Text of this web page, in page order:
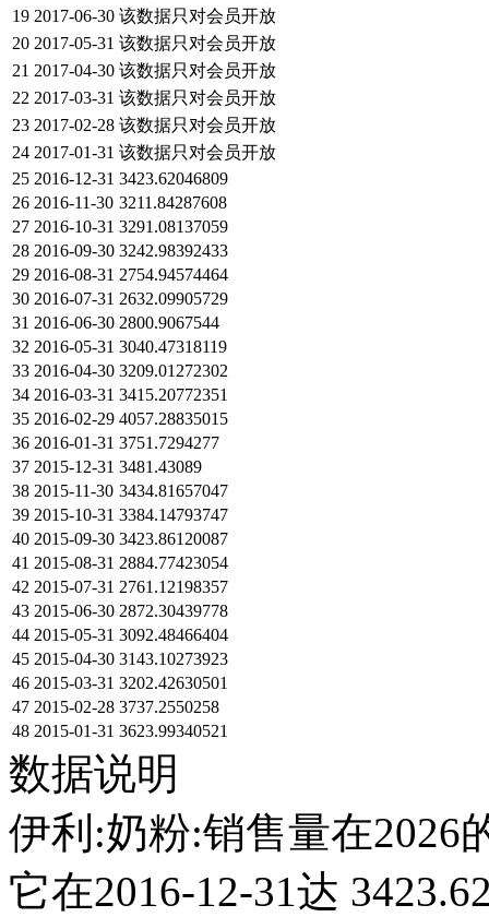
19 2017-06-30 该数据只对会员开放
20 2017-05-31 该数据只对会员开放
21 2017-04-30 该数据只对会员开放
22 2017-03-31 该数据只对会员开放
23 2017-02-28 该数据只对会员开放
24 2017-01-31 该数据只对会员开放
25 2016-12-31 3423.62046809
26 2016-11-30 3211.84287608
27 2016-10-31 3291.08137059
28 2016-09-30 3242.98392433
29 2016-08-31 2754.94574464
30 2016-07-31 2632.09905729
31 2016-06-30 2800.9067544
32 2016-05-31 3040.47318119
33 2016-04-30 3209.01272302
34 2016-03-31 3415.20772351
35 2016-02-29 4057.28835015
36 2016-01-31 3751.7294277
37 2015-12-31 3481.43089
38 2015-11-30 3434.81657047
39 2015-10-31 3384.14793747
40 2015-09-30 3423.86120087
41 2015-08-31 2884.77423054
42 2015-07-31 2761.12198357
43 2015-06-30 2872.30439778
44 2015-05-31 3092.48466404
45 2015-04-30 3143.10273923
46 2015-03-31 3202.42630501
47 2015-02-28 3737.2550258
48 2015-01-31 3623.99340521
数据说明
伊利:奶粉:销售量在2026
它在2016-12-31达